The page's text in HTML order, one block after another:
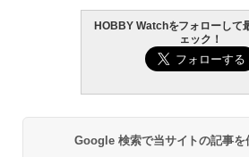
HOBBY Watchをフォローして
ェック！
Google 検索で当サイトの記事を